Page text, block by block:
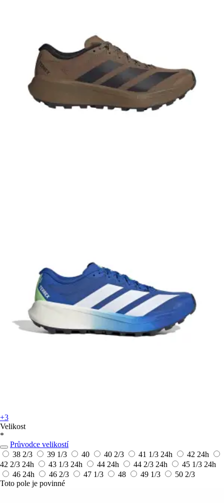
+3
Velikost
*
Průvodce velikostí
38 2/3
39 1/3 40 40 2/3 41 1/3 24h 42 24h
42 2/3 24h 43 1/3 24h 44 24h 44 2/3 24h 45 1/3 24h
46 24h 46 2/3 47 1/3 48 49 1/3
50 2/3
Toto pole je povinné